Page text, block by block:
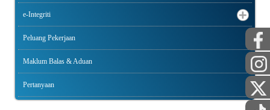
e-Integriti
Peluang Pekerjaan
Maklum Balas & Aduan
Pertanyaan